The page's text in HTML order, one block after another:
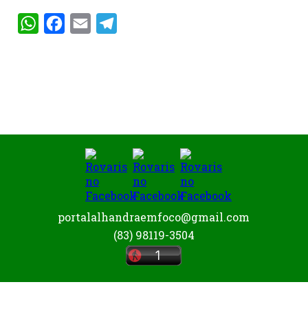
WhatsAppFacebook
Email
portalalhandraemfoco@gmail.com
(83) 98119-3504